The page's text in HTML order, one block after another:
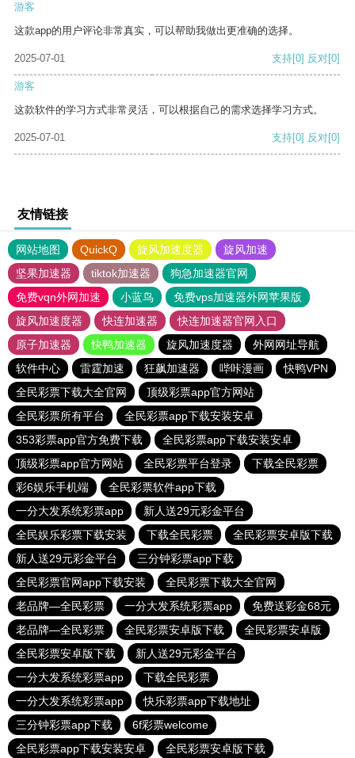
游客
这款app的用户评论非常真实，可以帮助我做出更准确的选择。
2025-07-01 支持[0] 反对[0]
游客
这款软件的学习方式非常灵活，可以根据自己的需求选择学习方式。
2025-07-01 支持[0] 反对[0]
友情链接
网站地图 QuickQ 旋风加速度器
旋风加速
坚果加速器
tiktok加速器
狗急加速器官网
免费vqn外网加速
小蓝鸟
免费vps加速器外网苹果版
旋风加速度器
快连加速器
快连加速器官网入口
原子加速器
快鸭加速器 旋风加速度器
外网网址导航
软件中心
雷霆加速 狂飙加速器 哔咔漫画
快鸭VPN
全民彩票下载大全官网
顶级彩票app官方网站
全民彩票所有平台
全民彩票app下载安装安卓
353彩票app官方免费下载
全民彩票app下载安装安卓
顶级彩票app官方网站
全民彩票平台登录
下载全民彩票
彩6娱乐手机端
全民彩票软件app下载
一分大发系统彩票app
新人送29元彩金平台
全民娱乐彩票下载安装
下载全民彩票
全民彩票安卓版下载
新人送29元彩金平台
三分钟彩票app下载
全民彩票官网app下载安装
全民彩票下载大全官网
老品牌—全民彩票
一分大发系统彩票app
免费送彩金68元
老品牌—全民彩票
全民彩票安卓版下载
全民彩票安卓版
全民彩票安卓版下载
新人送29元彩金平台
一分大发系统彩票app
下载全民彩票
一分大发系统彩票app
快乐彩票app下载地址
三分钟彩票app下载
6f彩票welcome
全民彩票app下载安装安卓
全民彩票安卓版下载